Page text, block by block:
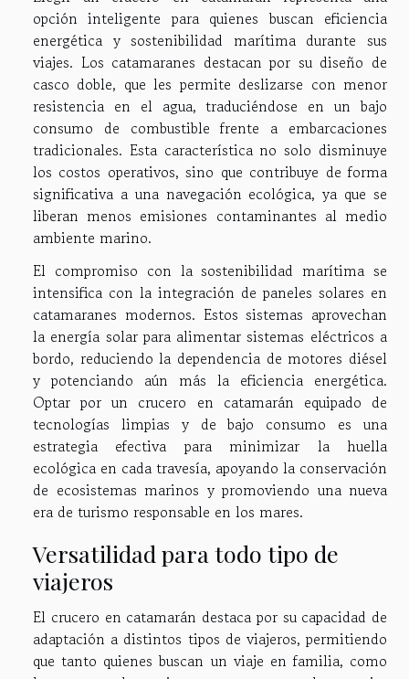
opción inteligente para quienes buscan eficiencia
energética y sostenibilidad marítima durante sus
viajes. Los catamaranes destacan por su diseño de
casco doble, que les permite deslizarse con menor
resistencia en el agua, traduciéndose en un bajo
consumo de combustible frente a embarcaciones
tradicionales. Esta característica no solo disminuye
los costos operativos, sino que contribuye de forma
significativa a una navegación ecológica, ya que se
liberan menos emisiones contaminantes al medio
ambiente marino.
El compromiso con la sostenibilidad marítima se
intensifica con la integración de paneles solares en
catamaranes modernos. Estos sistemas aprovechan
la energía solar para alimentar sistemas eléctricos a
bordo, reduciendo la dependencia de motores diésel
y potenciando aún más la eficiencia energética.
Optar por un crucero en catamarán equipado de
tecnologías limpias y de bajo consumo es una
estrategia efectiva para minimizar la huella
ecológica en cada travesía, apoyando la conservación
de ecosistemas marinos y promoviendo una nueva
era de turismo responsable en los mares.
Versatilidad para todo tipo de
viajeros
El crucero en catamarán destaca por su capacidad de
adaptación a distintos tipos de viajeros, permitiendo
que tanto quienes buscan un viaje en familia, como